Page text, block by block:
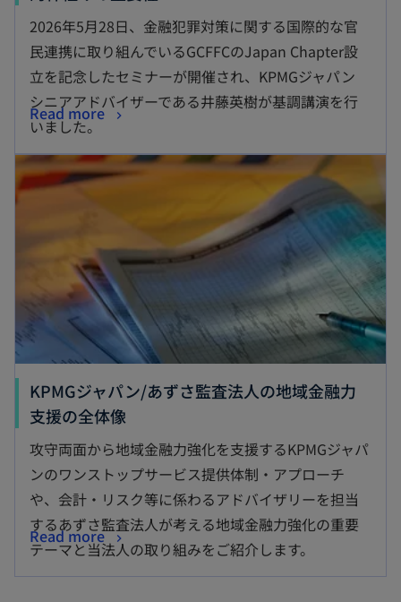
2026年5月28日、金融犯罪対策に関する国際的な官
民連携に取り組んでいるGCFFCのJapan Chapter設
立を記念したセミナーが開催され、KPMGジャパン
シニアアドバイザーである井藤英樹が基調講演を行
いました。
Read more
KPMGジャパン/あずさ監査法人の地域金融力
支援の全体像
攻守両面から地域金融力強化を支援するKPMGジャパ
ンのワンストップサービス提供体制・アプローチ
や、会計・リスク等に係わるアドバイザリーを担当
するあずさ監査法人が考える地域金融力強化の重要
テーマと当法人の取り組みをご紹介します。
Read more